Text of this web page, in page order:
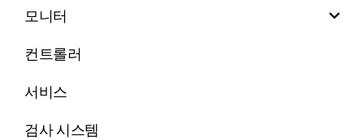
모니터
컨트롤러
서비스
검사 시스템